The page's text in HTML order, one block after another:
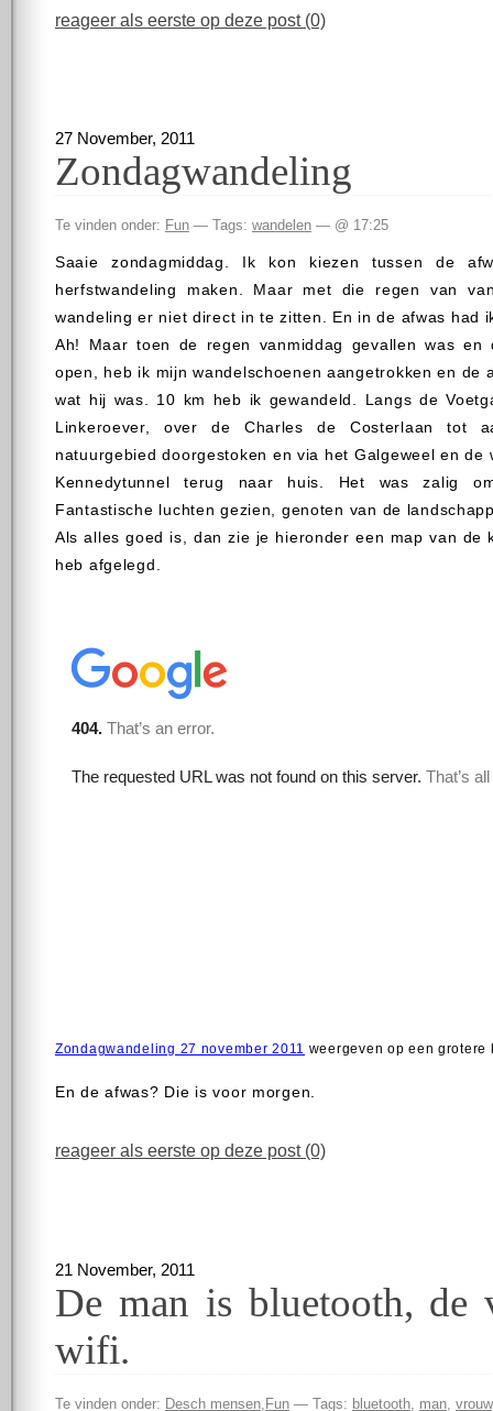
reageer als eerste op deze post (0)
27 November, 2011
Zondagwandeling
Te vinden onder: Fun — Tags: wandelen — @ 17:25
Saaie zondagmiddag. Ik kon kiezen tussen de
herfstwandeling maken. Maar met die regen van
wandeling er niet direct in te zitten. En in de afwas had
Ah! Maar toen de regen vanmiddag gevallen was en
open, heb ik mijn wandelschoenen aangetrokken en de
wat hij was. 10 km heb ik gewandeld. Langs de
Linkeroever, over de Charles de Costerlaan tot
natuurgebied doorgestoken en via het Galgeweel en de
Kennedytunnel terug naar huis. Het was zalig
Fantastische luchten gezien, genoten van de
Als alles goed is, dan zie je hieronder een map van de
heb afgelegd.
Zondagwandeling 27 november 2011 weergeven op een grotere
En de afwas? Die is voor morgen.
reageer als eerste op deze post (0)
21 November, 2011
De man is bluetooth, de
wifi.
Te vinden onder: Desch mensen Fun — Tags: bluetooth man vrouw